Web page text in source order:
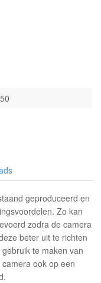
geproduceerd en
Zo kan
zodra de camera
beter uit te richten
te maken van
ook op een